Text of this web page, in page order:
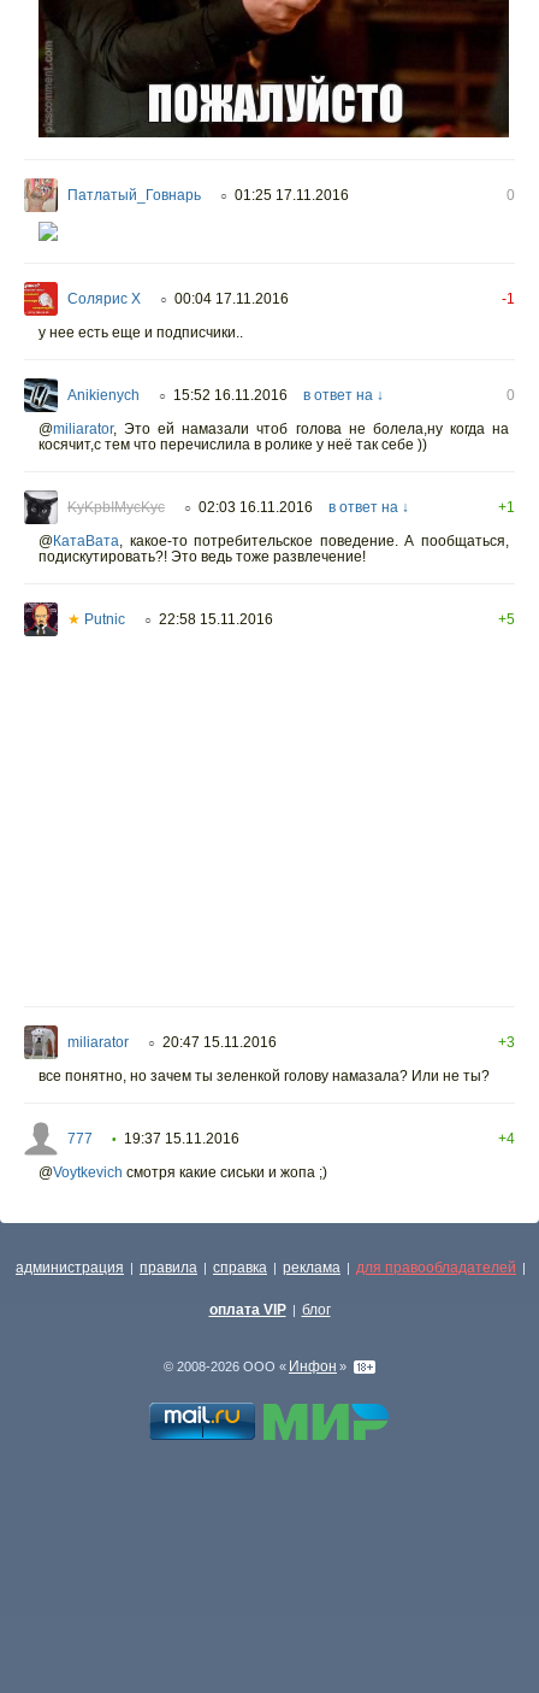
Патлатый_Говнарь ○ 01:25 17.11.2016 0
Солярис Х ○ 00:04 17.11.2016
-1
у нее есть еще и подписчики..
Anikienych ○ 15:52 16.11.2016 в ответ на ↓
0
@miliarator,Это ей намазали чтоб голова не болела,ну когда на
косячит,с тем что перечислила в ролике у неё так себе ))
KyKpbIMycKyc ○ 02:03 16.11.2016 в ответ на ↓
+1
@КатаВата
какое-то потребительское поведение. А пообщаться,
подискутировать?! Это ведь тоже развлечение!
★ Putnic ○ 22:58 15.11.2016 +5
miliarator ○ 20:47 15.11.2016
+3
все понятно, но зачем ты зеленкой голову намазала? Или не ты?
777 • 19:37 15.11.2016
+4
@Voytkevich смотря какие сиськи и жопа ;)
администрация | правила | справка | реклама | для правообладателей |
оплата VIP | блог
© 2008-2026 ООО « Инфон »